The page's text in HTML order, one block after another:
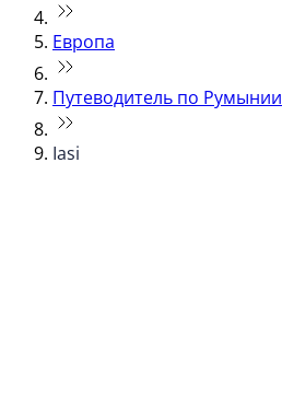
Европа
Путеводитель по Румынии
Iasi